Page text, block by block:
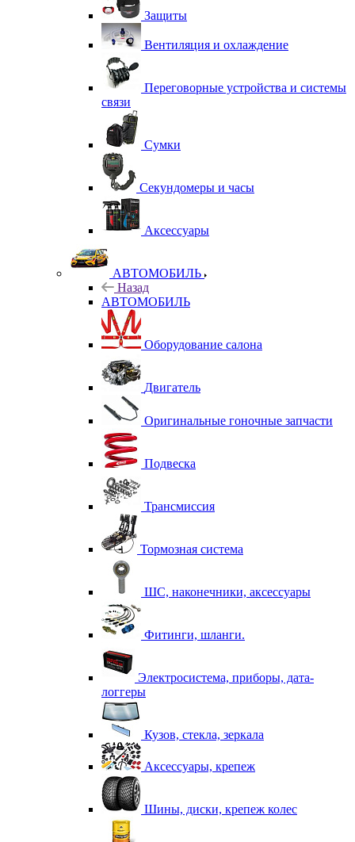
Защиты
Вентиляция и охлаждение
Переговорные устройства и системы
связи
Сумки
Секундомеры и часы
Аксессуары
АВТОМОБИЛЬ
Назад
АВТОМОБИЛЬ
Оборудование салона
Двигатель
Оригинальные гоночные запчасти
Подвеска
Трансмиссия
Тормозная система
ШС, наконечники, аксессуары
Фитинги, шланги.
Электросистема, приборы, дата-
логгеры
Кузов, стекла, зеркала
Аксессуары, крепеж
Шины, диски, крепеж колес